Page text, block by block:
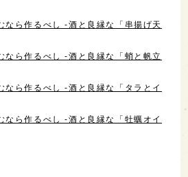
なら作るべし -酒と良縁な「串揚げ天
なら作るべし -酒と良縁な「蛸と帆立
なら作るべし -酒と良縁な「タラとイ
なら作るべし -酒と良縁な「牡蠣オイ